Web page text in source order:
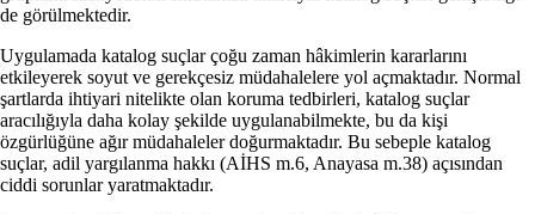
de görülmektedir.
Uygulamada katalog suçlar çoğu zaman hâkimlerin kararlarını
etkileyerek soyut ve gerekçesiz müdahalelere yol açmaktadır. Normal
şartlarda ihtiyari nitelikte olan koruma tedbirleri, katalog suçlar
aracılığıyla daha kolay şekilde uygulanabilmekte, bu da kişi
özgürlüğüne ağır müdahaleler doğurmaktadır. Bu sebeple katalog
suçlar, adil yargılanma hakkı (AİHS m.6, Anayasa m.38) açısından
ciddi sorunlar yaratmaktadır.